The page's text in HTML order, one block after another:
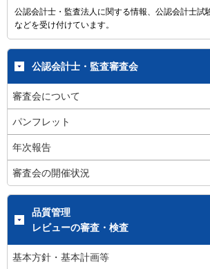
公認会計士・監査法人に関する情報、公認会計士試
などを受け付けています。
公認会計士・監査審査会
審査会について
パンフレット
年次報告
審査会の開催状況
品質管理
レビューの審査・検査
基本方針・基本計画等